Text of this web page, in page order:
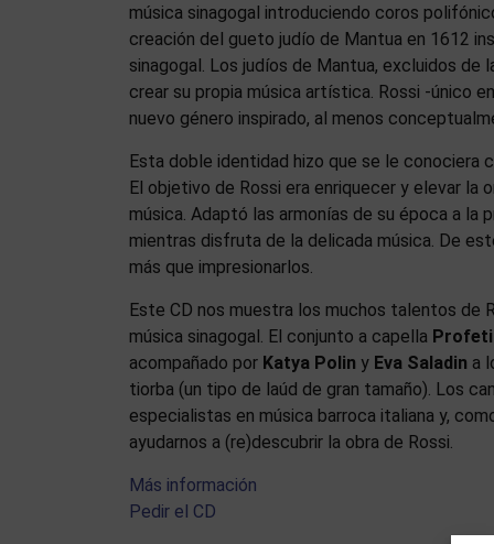
música sinagogal introduciendo coros
creación del gueto judío de Mantua en 1612
sinagogal. Los judíos de Mantua, excluidos de
crear su propia música artística. Rossi -único
nuevo género inspirado, al menos
Esta doble identidad hizo que se le conociera
El objetivo de Rossi era enriquecer y elevar la
música. Adaptó las armonías de su época a
mientras disfruta de la delicada música. De
más que impresionarlos.
Este CD nos muestra los muchos talentos
música sinagogal. El conjunto a capella Profeti
acompañado por Katya Polin y Eva Saladin a
tiorba (un tipo de laúd de gran tamaño). Los
especialistas en música barroca italiana y,
ayudarnos a (re)descubrir la obra de Rossi.
Más información
Pedir el CD